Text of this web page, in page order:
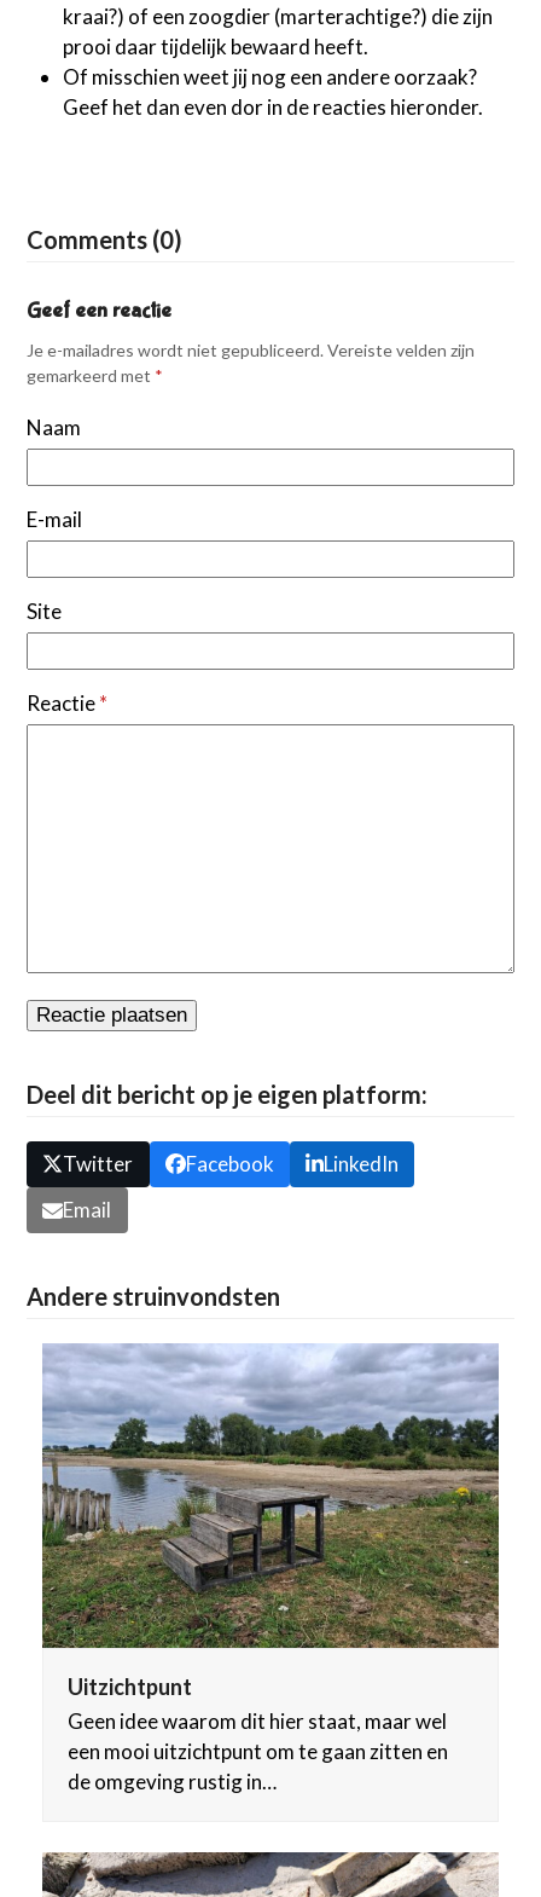
kraai?) of een zoogdier (marterachtige?) die zijn
prooi daar tijdelijk bewaard heeft.
Of misschien weet jij nog een andere oorzaak?
Geef het dan even dor in de reacties hieronder.
Comments (0)
Geef een reactie
Je e-mailadres wordt niet gepubliceerd. Vereiste velden zijn
gemarkeerd met *
Naam
E-mail
Site
Reactie*
Deel dit bericht op je eigen platform:
Twitter Facebook
LinkedIn
Email
Andere struinvondsten
Uitzichtpunt
Geen idee waarom dit hier staat, maar wel
een mooi uitzichtpunt om te gaan zitten en
de omgeving rustig in…